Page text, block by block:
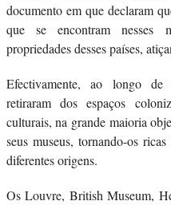
documento em que declaram
que se encontram nesses
propriedades desses países,
Efectivamente, ao longo de
retiraram dos espaços
culturais, na grande maioria
seus museus, tornando-os
diferentes origens.
Os Louvre, British Museum,